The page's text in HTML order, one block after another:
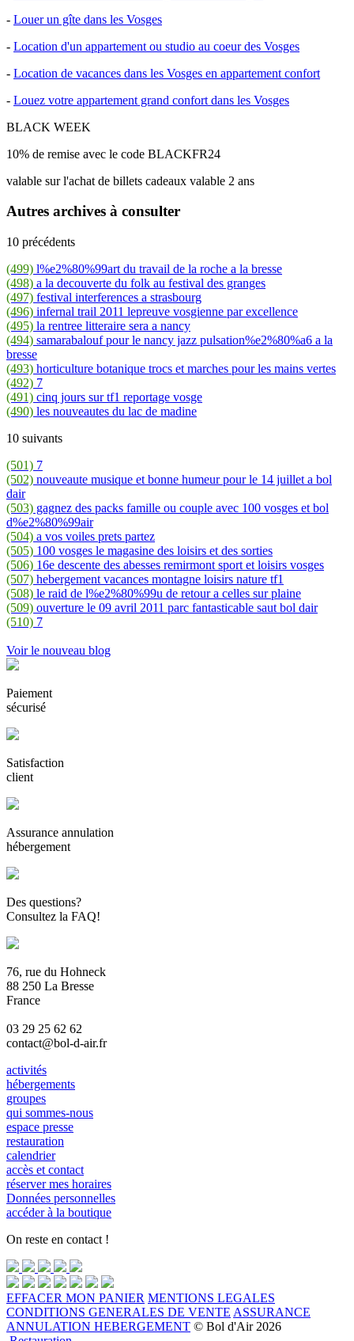
- Louer un gîte dans les Vosges
- Location d'un appartement ou studio au coeur des Vosges
- Location de vacances dans les Vosges en appartement confort
- Louez votre appartement grand confort dans les Vosges
BLACK WEEK
10% de remise avec le code BLACKFR24
valable sur l'achat de billets cadeaux valable 2 ans
Autres archives à consulter
10 précédents
(499) l%e2%80%99art du travail de la roche a la bresse
(498) a la decouverte du folk au festival des granges
(497) festival interferences a strasbourg
(496) infernal trail 2011 lepreuve vosgienne par excellence
(495) la rentree litteraire sera a nancy
(494) samarabalouf pour le nancy jazz pulsation%e2%80%a6 a la
bresse
(493) horticulture botanique trocs et marches pour les mains vertes
(492) 7
(491) cinq jours sur tf1 reportage vosge
(490) les nouveautes du lac de madine
10 suivants
(501) 7
(502) nouveaute musique et bonne humeur pour le 14 juillet a bol
dair
(503) gagnez des packs famille ou couple avec 100 vosges et bol
d%e2%80%99air
(504) a vos voiles prets partez
(505) 100 vosges le magasine des loisirs et des sorties
(506) 16e descente des abesses remirmont sport et loisirs vosges
(507) hebergement vacances montagne loisirs nature tf1
(508) le raid de l%e2%80%99u de retour a celles sur plaine
(509) ouverture le 09 avril 2011 parc fantasticable saut bol dair
(510) 7
Voir le nouveau blog
Paiement
sécurisé
Satisfaction
client
Assurance annulation
hébergement
Des questions?
Consultez la FAQ!
76, rue du Hohneck
88 250 La Bresse
France
03 29 25 62 62
contact@bol-d-air.fr
activités
hébergements
groupes
qui sommes-nous
espace presse
restauration
calendrier
accès et contact
réserver mes horaires
Données personnelles
accéder à la boutique
On reste en contact !
EFFACER MON PANIER MENTIONS LEGALES
CONDITIONS GENERALES DE VENTE ASSURANCE
ANNULATION HEBERGEMENT © Bol d'Air 2026